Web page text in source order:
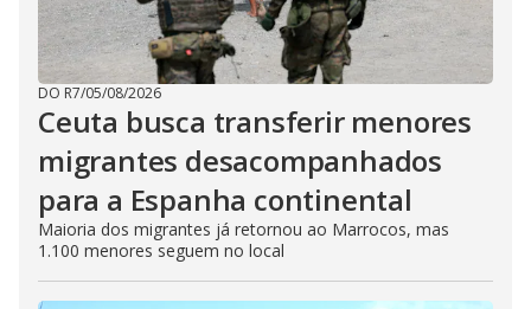
DO R7/05/08/2026
Ceuta busca transferir menores
migrantes desacompanhados
para a Espanha continental
Maioria dos migrantes já retornou ao Marrocos, mas
1.100 menores seguem no local